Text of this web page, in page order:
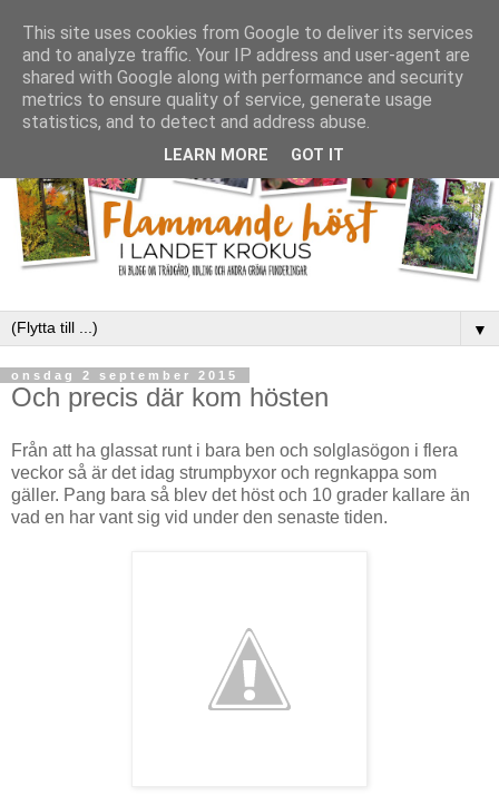
▼
onsdag 2 september 2015
Och precis där kom hösten
Från att ha glassat runt i bara ben och solglasögon i flera
veckor så är det idag strumpbyxor och regnkappa som
gäller. Pang bara så blev det höst och 10 grader kallare än
vad en har vant sig vid under den senaste tiden.
This site uses cookies from Google to deliver its services
and to analyze traffic. Your IP address and user-agent are
shared with Google along with performance and security
metrics to ensure quality of service, generate usage
statistics, and to detect and address abuse.
LEARN MORE GOT IT